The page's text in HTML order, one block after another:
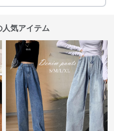
人気アイテム